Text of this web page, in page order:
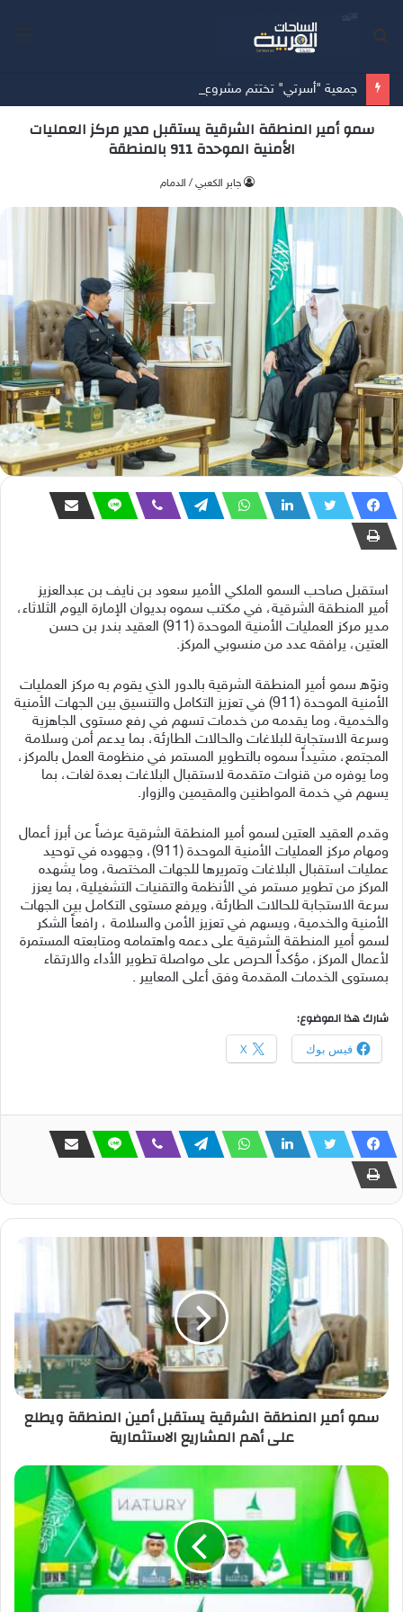
سمو أمير المنطقة الشرقية يستقبل مدير مركز العمليات
الأمنية الموحدة 911 بالمنطقة
جابر الكعبي / الدمام
استقبل صاحب السمو الملكي الأمير سعود بن نايف بن عبدالعزيز
أمير المنطقة الشرقية، في مكتب سموه بديوان الإمارة اليوم الثلاثاء،
مدير مركز العمليات الأمنية الموحدة (911) العقيد بندر بن حسن
العتين، يرافقه عدد من منسوبي المركز.
ونوّه سمو أمير المنطقة الشرقية بالدور الذي يقوم به مركز العمليات
الأمنية الموحدة (911) في تعزيز التكامل والتنسيق بين الجهات الأمنية
والخدمية، وما يقدمه من خدمات تسهم في رفع مستوى الجاهزية
وسرعة الاستجابة للبلاغات والحالات الطارئة، بما يدعم أمن وسلامة
المجتمع، مشيداً سموه بالتطوير المستمر في منظومة العمل بالمركز،
وما يوفره من قنوات متقدمة لاستقبال البلاغات بعدة لغات، بما
يسهم في خدمة المواطنين والمقيمين والزوار.
وقدم العقيد العتين لسمو أمير المنطقة الشرقية عرضاً عن أبرز أعمال
ومهام مركز العمليات الأمنية الموحدة (911)، وجهوده في توحيد
عمليات استقبال البلاغات وتمريرها للجهات المختصة، وما يشهده
المركز من تطوير مستمر في الأنظمة والتقنيات التشغيلية، بما يعزز
سرعة الاستجابة للحالات الطارئة، ويرفع مستوى التكامل بين الجهات
الأمنية والخدمية، ويسهم في تعزيز الأمن والسلامة ، رافعاً الشكر
لسمو أمير المنطقة الشرقية على دعمه واهتمامه ومتابعته المستمرة
لأعمال المركز، مؤكداً الحرص على مواصلة تطوير الأداء والارتقاء
بمستوى الخدمات المقدمة وفق أعلى المعايير .
شارك هذا الموضوع:
فيس بوك X
سمو أمير المنطقة الشرقية يستقبل أمين المنطقة ويطلع
على أهم المشاريع الاستثمارية